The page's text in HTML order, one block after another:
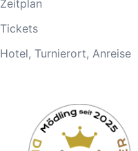
Zeitplan
Tickets
Hotel, Turnierort, Anreise